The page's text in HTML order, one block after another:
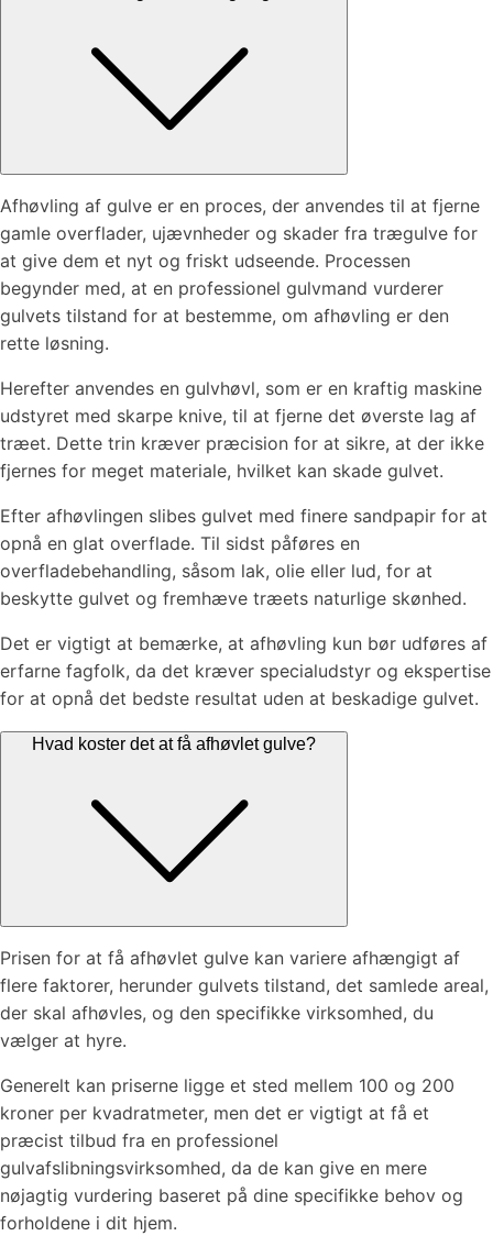
Afhøvling af gulve er en proces, der anvendes til at fjerne
gamle overflader, ujævnheder og skader fra trægulve for
at give dem et nyt og friskt udseende. Processen
begynder med, at en professionel gulvmand vurderer
gulvets tilstand for at bestemme, om afhøvling er den
rette løsning.
Herefter anvendes en gulvhøvl, som er en kraftig maskine
udstyret med skarpe knive, til at fjerne det øverste lag af
træet. Dette trin kræver præcision for at sikre, at der ikke
fjernes for meget materiale, hvilket kan skade gulvet.
Efter afhøvlingen slibes gulvet med finere sandpapir for at
opnå en glat overflade. Til sidst påføres en
overfladebehandling, såsom lak, olie eller lud, for at
beskytte gulvet og fremhæve træets naturlige skønhed.
Det er vigtigt at bemærke, at afhøvling kun bør udføres af
erfarne fagfolk, da det kræver specialudstyr og ekspertise
for at opnå det bedste resultat uden at beskadige gulvet.
Hvad koster det at få afhøvlet gulve?
Prisen for at få afhøvlet gulve kan variere afhængigt af
flere faktorer, herunder gulvets tilstand, det samlede areal,
der skal afhøvles, og den specifikke virksomhed, du
vælger at hyre.
Generelt kan priserne ligge et sted mellem 100 og 200
kroner per kvadratmeter, men det er vigtigt at få et
præcist tilbud fra en professionel
gulvafslibningsvirksomhed, da de kan give en mere
nøjagtig vurdering baseret på dine specifikke behov og
forholdene i dit hjem.